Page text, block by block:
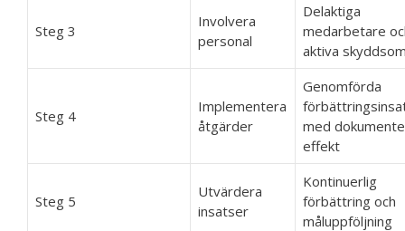
Steg 3
Involvera
personal
Delaktiga
medarbetare
aktiva
Steg 4
Implementera
åtgärder
Genomförda
med
effekt
Steg 5
Utvärdera
insatser
Kontinuerlig
förbättring och
måluppföljning